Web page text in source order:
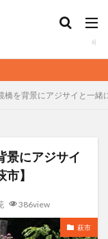
橋を背景にアジサイと一
景にアジサイ
】
386view
萩市